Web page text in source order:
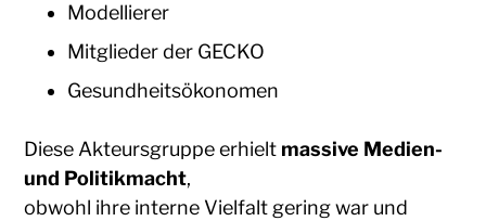
Modellierer
Mitglieder der GECKO
Gesundheitsökonomen
Diese Akteursgruppe erhielt massive Medien-
und Politikmacht,
obwohl ihre interne Vielfalt gering war und